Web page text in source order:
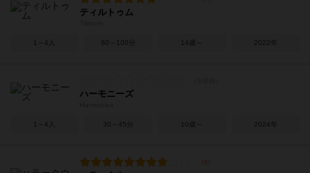
ティルトゥム
1～4人 60～100分 14歳～ 2022年
ハーモニーズ
1～4人 30～45分 10歳～ 2024年